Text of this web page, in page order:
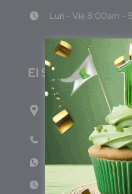
Lun - Vie 8:00am -
El Salvador
1ro Cll Pte, y 61 Av
Salvador Centro
Teléfono: +503
WhatsApp: +503
Lun - Vie 8:00am -